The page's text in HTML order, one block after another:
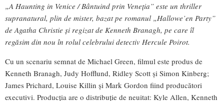
„A Haunting in Venice / Bântuind prin Veneția” este un thriller
supranatural, plin de mister, bazat pe romanul „Hallowe’en Party”
de Agatha Christie și regizat de Kenneth Branagh, pe care îl
regăsim din nou în rolul celebrului detectiv Hercule Poirot.
Cu un scenariu semnat de Michael Green, filmul este produs de
Kenneth Branagh, Judy Hofflund, Ridley Scott și Simon Kinberg;
James Prichard, Louise Killin și Mark Gordon fiind producători
executivi. Producţia are o distribuție de neuitat: Kyle Allen, Kenneth